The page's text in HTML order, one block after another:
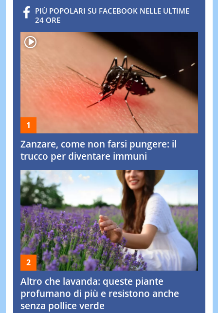
PIÙ POPOLARI SU FACEBOOK NELLE ULTIME
24 ORE
Zanzare, come non farsi pungere: il
trucco per diventare immuni
Altro che lavanda: queste piante
profumano di più e resistono anche
senza pollice verde